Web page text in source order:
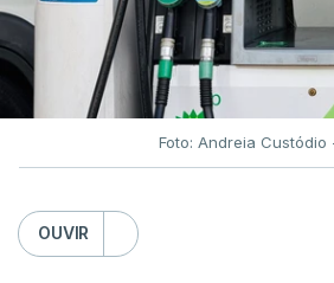
Foto: Andreia Custódio
OUVIR